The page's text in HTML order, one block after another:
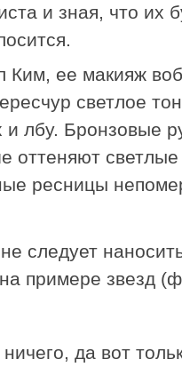
и зная, что их
Ким, ее макияж
светлое
и лбу. Бронзовые
оттеняют
ресницы
да вот